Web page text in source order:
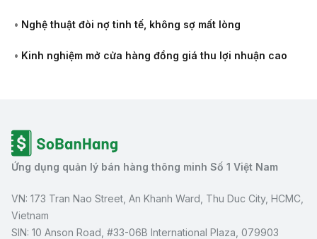
• Nghệ thuật đòi nợ tinh tế, không sợ mất lòng
• Kinh nghiệm mở cửa hàng đồng giá thu lợi nhuận cao
Ứng dụng quản lý bán hàng thông minh Số 1 Việt Nam
VN: 173 Tran Nao Street, An Khanh Ward, Thu Duc City, HCMC,
Vietnam
SIN: 10 Anson Road, #33-06B International Plaza, 079903